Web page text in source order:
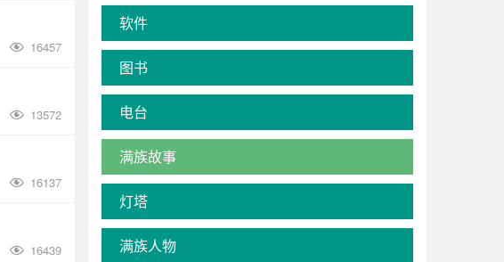
 16457
 13572
 16137
 16439
软件
图书
电台
满族故事
灯塔
满族人物